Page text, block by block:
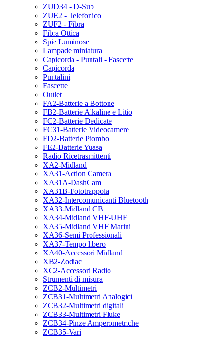
ZUD34 - D-Sub
ZUE2 - Telefonico
ZUF2 - Fibra
Fibra Ottica
Spie Luminose
Lampade miniatura
Capicorda - Puntali - Fascette
Capicorda
Puntalini
Fascette
Outlet
FA2-Batterie a Bottone
FB2-Batterie Alkaline e Litio
FC2-Batterie Dedicate
FC31-Batterie Videocamere
FD2-Batterie Piombo
FE2-Batterie Yuasa
Radio Ricetrasmittenti
XA2-Midland
XA31-Action Camera
XA31A-DashCam
XA31B-Fototrappola
XA32-Intercomunicanti Bluetooth
XA33-Midland CB
XA34-Midland VHF-UHF
XA35-Midland VHF Marini
XA36-Semi Professionali
XA37-Tempo libero
XA40-Accessori Midland
XB2-Zodiac
XC2-Accessori Radio
Strumenti di misura
ZCB2-Multimetri
ZCB31-Multimetri Analogici
ZCB32-Multimetri digitali
ZCB33-Multimetri Fluke
ZCB34-Pinze Amperometriche
ZCB35-Vari